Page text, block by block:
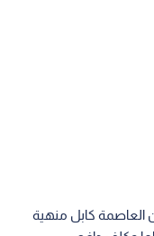
العاصمة كابل منهية